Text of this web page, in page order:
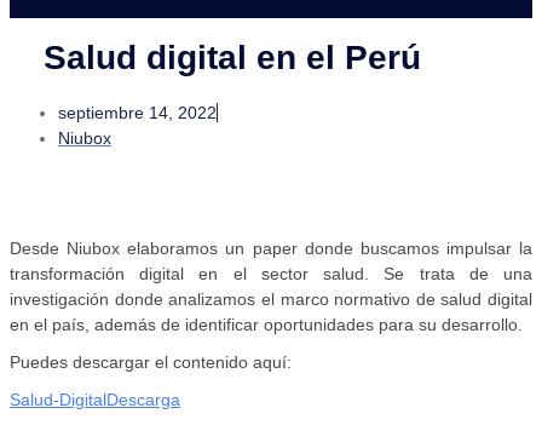
Salud digital en el Perú
septiembre 14, 2022
Niubox
Desde Niubox elaboramos un paper donde buscamos impulsar la
transformación digital en el sector salud. Se trata de una
investigación donde analizamos el marco normativo de salud digital
en el país, además de identificar oportunidades para su desarrollo.
Puedes descargar el contenido aquí:
Salud-DigitalDescarga